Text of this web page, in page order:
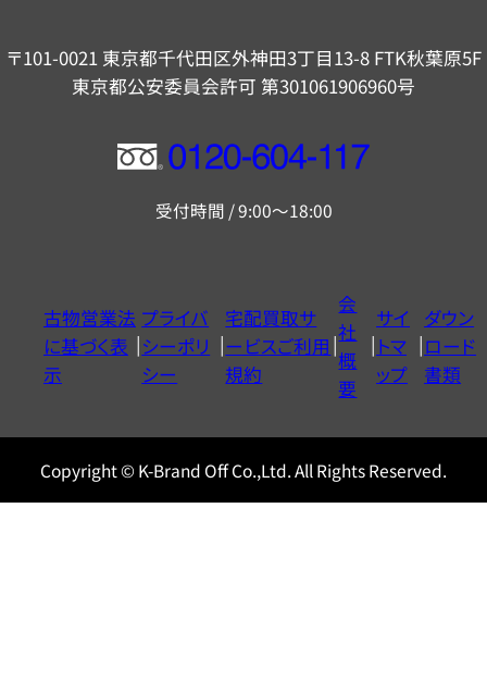
〒101-0021 東京都千代田区外神田3丁目13-8 FTK秋葉原5F
東京都公安委員会許可 第301061906960号
フ
ー
ヤ
ル
0120604117
受付時間 / 9:00～18:00
古物営業法
に基づく表
示
プライバ
シーポリ
シー
宅配買取サ
ービスご利用
規約
会
社
概
要
サイ
トマ
ップ
ダウン
ロード
書類
Copyright © K-Brand Off Co.,Ltd. All Rights Reserved.